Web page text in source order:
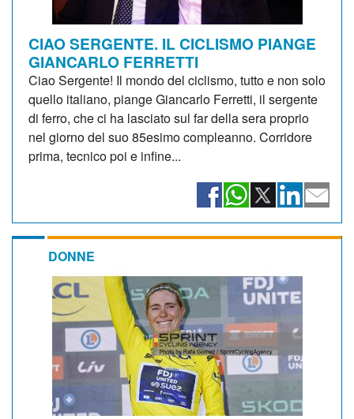
CIAO SERGENTE. IL CICLISMO PIANGE
GIANCARLO FERRETTI
Ciao Sergente! Il mondo del ciclismo, tutto e non solo
quello italiano, piange Giancarlo Ferretti, il sergente
di ferro, che ci ha lasciato sul far della sera proprio
nel giorno del suo 85esimo compleanno. Corridore
prima, tecnico poi e infine...
DONNE